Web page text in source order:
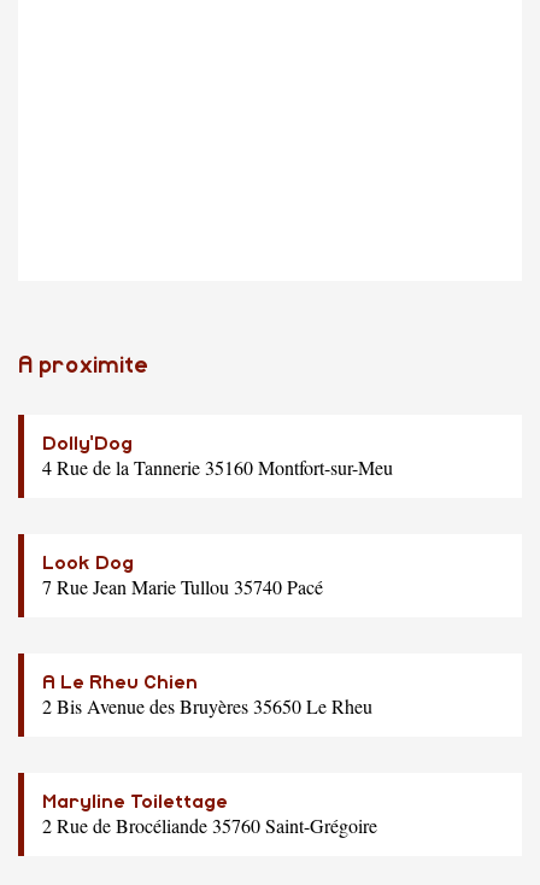
A proximite
Dolly'Dog
4 Rue de la Tannerie 35160 Montfort-sur-Meu
Look Dog
7 Rue Jean Marie Tullou 35740 Pacé
A Le Rheu Chien
2 Bis Avenue des Bruyères 35650 Le Rheu
Maryline Toilettage
2 Rue de Brocéliande 35760 Saint-Grégoire